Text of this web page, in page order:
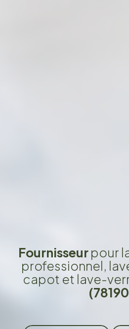
Fournisseurpour
professionnel,
capot et lave-